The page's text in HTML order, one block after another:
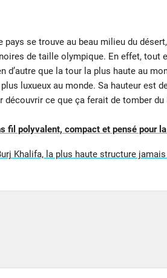
se trouve au beau milieu du
de taille olympique. En effet, tout
d’autre que la tour la plus haute au
luxueux au monde. Sa hauteur est
ce que ça ferait de tomber du
fil polyvalent, compact et pensé pour
Khalifa, la plus haute structure